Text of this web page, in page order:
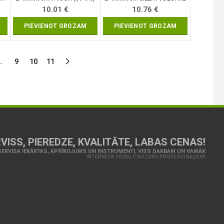
10.01€
PIEVIENOT GROZAM
TWIST/ (89484)
10.76€
PIEVIENOT GROZAM
9 10 11
PIEREDZE, KVALITĀTE, LABAS CENAS!
IEKĀRTAS, APRĪKOJUMS UN INSTRUMENTI, VISS DARBAM UN VAIRĀK
INTERNETA VEIKALS NOZARU PROFESIONĀĻIEM!